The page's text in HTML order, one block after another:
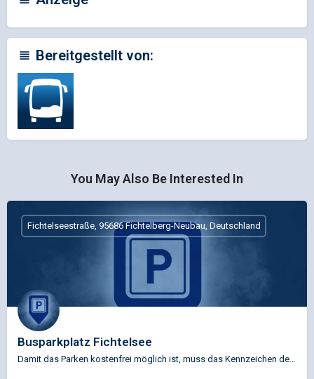
Bereitgestellt von:
You May Also Be Interested In
Busparkplatz Fichtelsee
Fichtelseestraße, 95686 Fichtelberg-Neubau, Deutschland